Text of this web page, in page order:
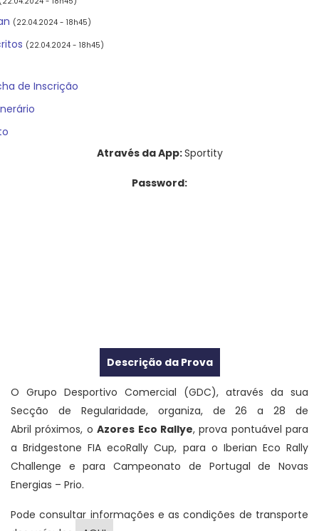
(22.04.2024 - 18h45)
(22.04.2024 - 18h45)
de Inscrição
Através da App:Sportity
Password:
Descrição da Prova
O Grupo Desportivo Comercial (GDC), através da sua
Secção de Regularidade, organiza, de 26 a 28 de
Abril próximos, oAzores Eco Rallye, prova pontuável para
a Bridgestone FIA ecoRally Cup, para o Iberian Eco Rally
Challenge e para Campeonato de Portugal de Novas
Energias – Prio.
Pode consultar informações e as condições de transporte